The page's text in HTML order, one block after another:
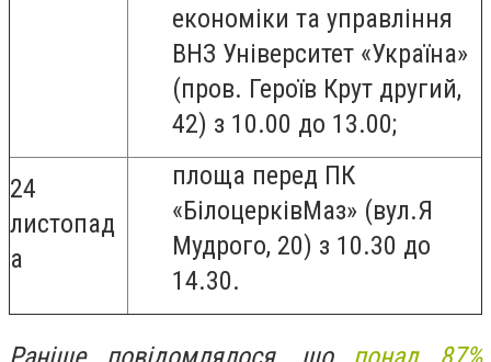
економіки та управління
ВНЗ Університет «Україна»
(пров. Героїв Крут другий,
42) з 10.00 до 13.00;
24
листопад
а
площа перед ПК
«БілоцерківМаз» (вул.Я
Мудрого, 20) з 10.30 до
14.30.